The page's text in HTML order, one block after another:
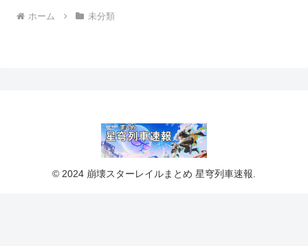
ホーム 未分類
© 2024 崩壊スターレイルまとめ 星穹列車速報.